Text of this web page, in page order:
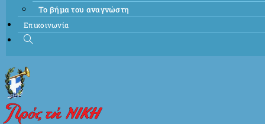
Το βήμα του αναγνώστη
Επικοινωνία